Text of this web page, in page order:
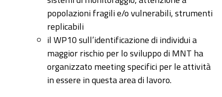
popolazioni fragili e/o vulnerabili, strumenti
replicabili
il WP10 sull’identificazione di individui a
maggior rischio per lo sviluppo di MNT ha
organizzato meeting specifici per le attività
in essere in questa area di lavoro.